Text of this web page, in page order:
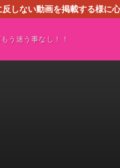
しない動画を掲載する様
う迷う事なし！！